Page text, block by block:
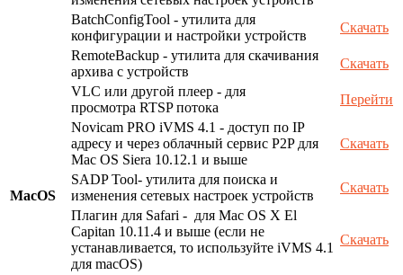
BatchConfigTool - утилита для
конфигурации и настройки устройств
Скачать
RemoteBackup - утилита для скачивания
архива с устройств
Скачать
VLC или другой плеер - для
просмотра RTSP потока
Перейти
MacOS
Novicam PRO iVMS 4.1 - доступ по IP
адресу и через облачный сервис P2P для
Mac OS Siera 10.12.1 и выше
Скачать
SADP Tool- утилита для поиска и
изменения сетевых настроек устройств
Скачать
Плагин для Safari - для Mac OS X El
Capitan 10.11.4 и выше (если не
устанавливается, то используйте iVMS 4.1
для macOS)
Скачать